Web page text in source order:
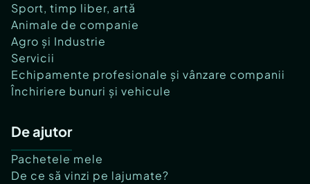
Sport, timp liber, artă
Animale de companie
Agro și Industrie
Servicii
Echipamente profesionale și vânzare companii
Închiriere bunuri și vehicule
De ajutor
Pachetele mele
De ce să vinzi pe lajumate?